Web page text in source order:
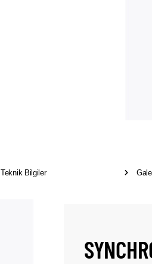
Teknik Bilgiler